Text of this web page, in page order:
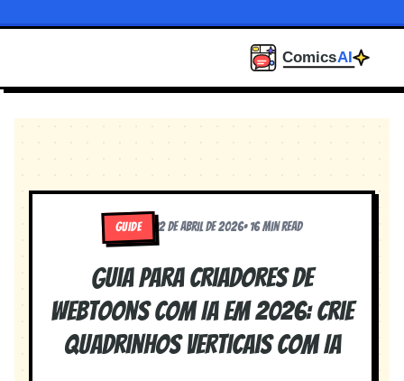
GUIDE 12 de abril de 2026• 16 min read
Guia para Criadores de
Webtoons com IA em 2026: Crie
Quadrinhos Verticais com IA